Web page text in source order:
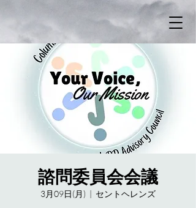
諮問委員会会議
3月09日(月)
  |
セントヘレンズ